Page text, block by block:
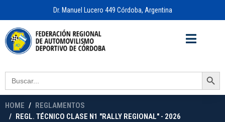
Dr. Manuel Lucero 449 Córdoba, Argentina
Search
for:
Search Button
HOME
REGLAMENTOS
REGL. TÉCNICO CLASE N1 "RALLY REGIONAL" - 2026